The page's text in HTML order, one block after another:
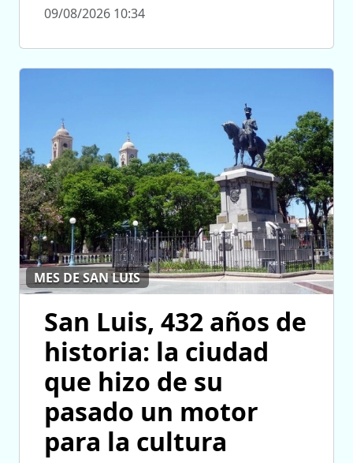
09/08/2026 10:34
MES DE SAN LUIS
San Luis, 432 años de
historia: la ciudad
que hizo de su
pasado un motor
para la cultura